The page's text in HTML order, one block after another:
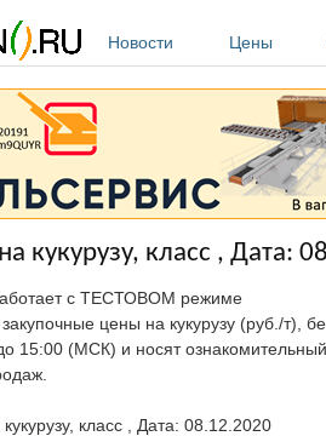
Новости
Цены
кукурузу, класс , Дата:
с ТЕСТОВОМ режиме
цены на кукурузу (руб./т),
15:00 (МСК) и носят ознакомительный
класс , Дата: 08.12.2020